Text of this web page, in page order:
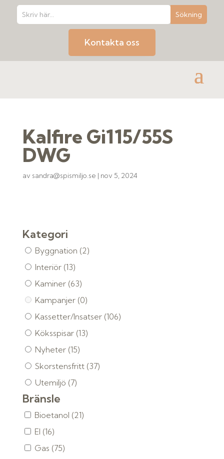
Kontakta oss
Kalfire Gi115/55S
DWG
av sandra@spismiljo.se | nov 5, 2024
Kategori
Byggnation (2)
Interiör (13)
Kaminer (63)
Kampanjer (0)
Kassetter/Insatser (106)
Köksspisar (13)
Nyheter (15)
Skorstensfritt (37)
Utemiljö (7)
Bränsle
Bioetanol (21)
El (16)
Gas (75)